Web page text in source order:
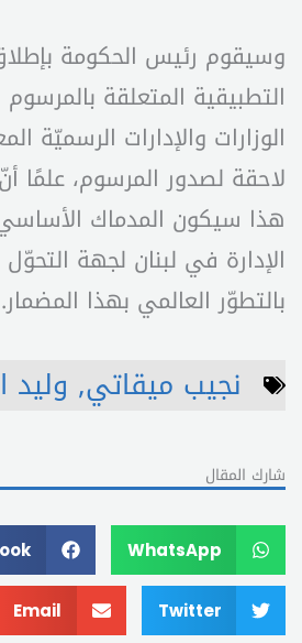
وسيقوم رئيس الحكومة
التطبيقية المتعلقة
الوزارات والإدارات الرسميّة
لاحقة لصدور المرسوم، علمًا
هذا سيكون المدماك
الإدارة في لبنان لجهة
بالتطوّر العالمي بهذا المضمار.
نجيب ميقاتي, وليد
شارك المقال
WhatsApp
Twitter
Email